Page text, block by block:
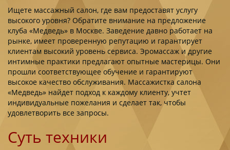
Ищете массажный салон, где вам предоставят услугу
высокого уровня? Обратите внимание на предложение
клуба «Медведь» в Москве. Заведение давно работает на
рынке, имеет проверенную репутацию и гарантирует
клиентам высокий уровень сервиса. Эромассаж и другие
интимные практики предлагают опытные мастерицы. Они
прошли соответствующее обучение и гарантируют
высокое качество обслуживания. Массажистка салона
«Медведь» найдет подход к каждому клиенту, учтет
индивидуальные пожелания и сделает так, чтобы
удовлетворить все запросы.
Суть техники